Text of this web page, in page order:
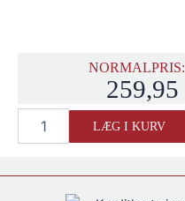
NORMALPRIS:
259,95
L'Autentico
LÆG I KURV